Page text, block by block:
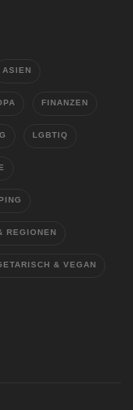
ASIEN
FINANZEN
LGBTIQ
REGIONEN
& VEGAN